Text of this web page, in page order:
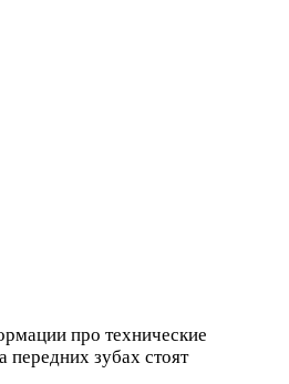
про технические
зубах стоят